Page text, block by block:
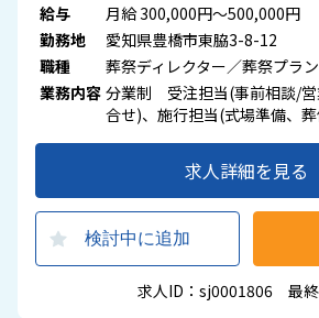
給与
月給 300,000円～500,000円
勤務地
愛知県豊橋市東脇3-8-12
職種
葬祭ディレクター／葬祭プラ
業務内容 分業制 受注担当(事前相談/営
合せ)、施行担当(式場準備、
求人詳細を見る
検討中に追加
求人ID：sj0001806 最